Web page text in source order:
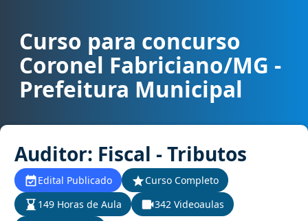
Curso para concurso Coronel Fabriciano/MG - Prefeitura
Curso para concurso
Coronel Fabriciano/MG -
Prefeitura Municipal
Auditor: Fiscal - Tributos
Edital Publicado
Curso Completo
149 Horas de Aula
342 Videoaulas